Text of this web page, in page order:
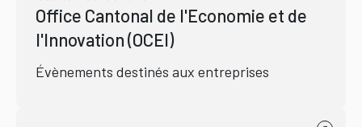
Office Cantonal de l'Economie et de
l'Innovation (OCEI)
Évènements destinés aux entreprises